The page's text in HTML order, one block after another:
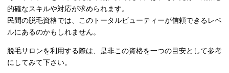
的確なスキルや対応が求められます。
民間の脱毛資格では、このトータルビューティーが信頼できるレベ
ルにあるのかもしれません。
脱毛サロンを利用する際は、是非この資格を一つの目安として参考
にしてみて下さい。